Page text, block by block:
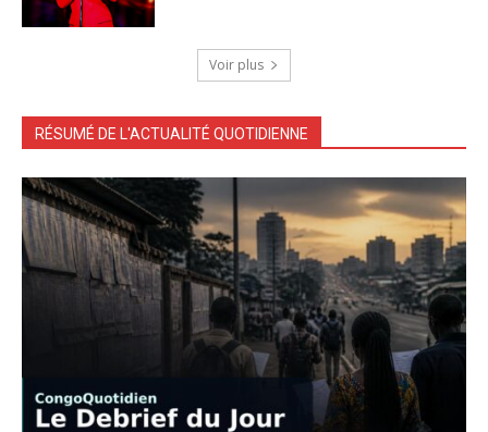
Voir plus
RÉSUMÉ DE L'ACTUALITÉ QUOTIDIENNE